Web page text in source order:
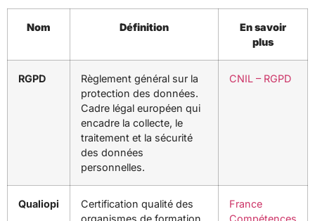
Nom Définition
En savoir
plus
RGPD
Règlement général sur la
protection des données.
Cadre légal européen qui
encadre la collecte, le
traitement et la sécurité
des données
personnelles.
CNIL – RGPD
Qualiopi
Certification qualité des
France